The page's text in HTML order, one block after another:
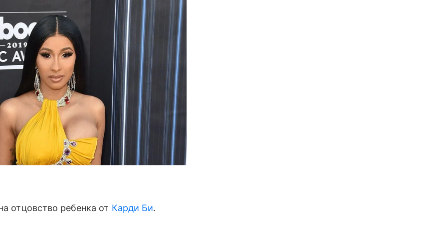
отцовство ребенка от Карди Би.